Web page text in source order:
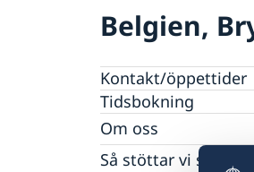
Belgien,
Kontakt/öppettider
Tidsbokning
Om oss
Dataskyddspolicy
Så stöttar vi